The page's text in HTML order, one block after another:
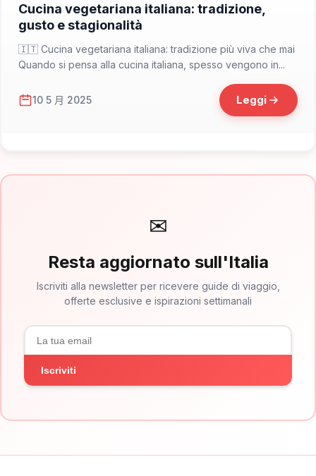
Cucina vegetariana italiana: tradizione,
gusto e stagionalità
🇮🇹 Cucina vegetariana italiana: tradizione più viva che mai
Quando si pensa alla cucina italiana, spesso vengono in...
10 5 月 2025 Leggi
✉
Resta aggiornato sull'Italia
Iscriviti alla newsletter per ricevere guide di viaggio,
offerte esclusive e ispirazioni settimanali
Iscriviti